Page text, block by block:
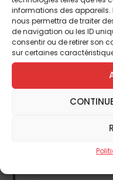
informations des appareils.
nous permettra de traiter
de navigation ou les ID
consentir ou de retirer son
sur certaines
nombreuses
En France, 23 %
par un
naissances,
par femme,
le simple
nous pouvions
nombre
atteindrions un
femme, ce qui
économique et